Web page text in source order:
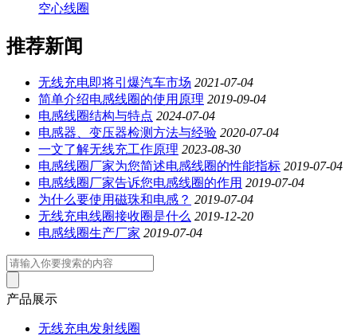
空心线圈
推荐新闻
无线充电即将引爆汽车市场 2021-07-04
简单介绍电感线圈的使用原理 2019-09-04
电感线圈结构与特点 2024-07-04
电感器、变压器检测方法与经验 2020-07-04
一文了解无线充工作原理 2023-08-30
电感线圈厂家为您简述电感线圈的性能指标 2019-07-04
电感线圈厂家告诉您电感线圈的作用 2019-07-04
为什么要使用磁珠和电感？ 2019-07-04
无线充电线圈接收圈是什么 2019-12-20
电感线圈生产厂家 2019-07-04
产品展示
无线充电发射线圈